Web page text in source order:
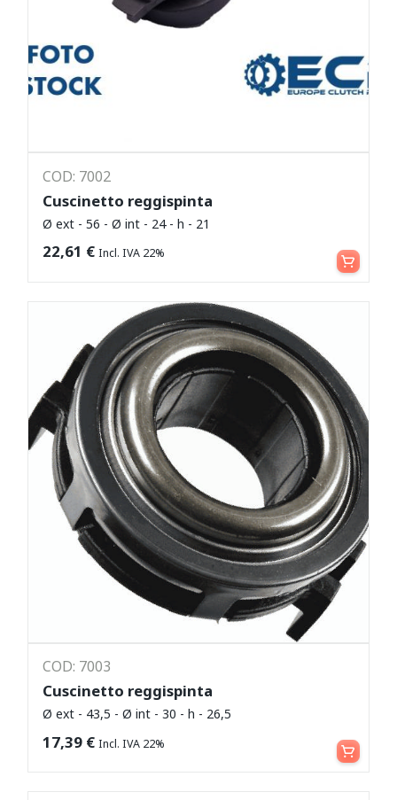
COD: 7002
Cuscinetto reggispinta
Ø ext - 56 - Ø int - 24 - h - 21
22,61 € Incl. IVA 22% Leggi tutto
COD: 7003
Cuscinetto reggispinta
Ø ext - 43,5 - Ø int - 30 - h - 26,5
17,39 € Incl. IVA 22% Leggi tutto